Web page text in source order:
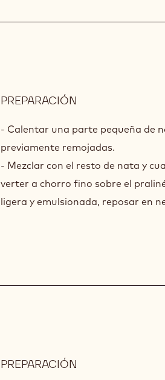
PREPARACIÓN
DE
SESAMO
NEGRO
- Calentar una parte pequeña de
previamente remojadas.
- Mezclar con el resto de nata y
verter a chorro fino sobre el
ligera y emulsionada, reposar en
PREPARACIÓN